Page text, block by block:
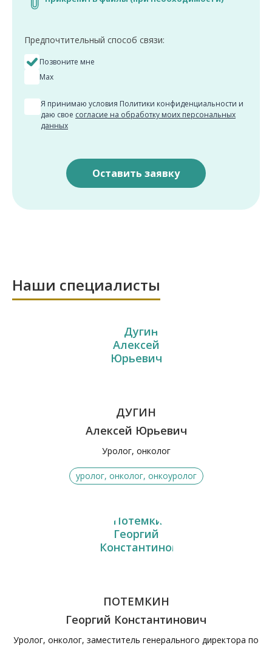
Предпочтительный способ связи:
Позвоните мне
Max
Я принимаю условия Политики конфиденциальности и
даю свое согласие на обработку моих персональных
данных
Оставить заявку
Наши специалисты
ДУГИН
Алексей Юрьевич
Уролог, онколог
уролог, онколог, онкоуролог
ПОТЕМКИН
Георгий Константинович
Уролог, онколог, заместитель генерального директора по